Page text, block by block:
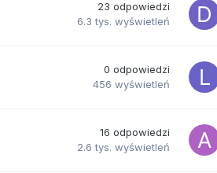
23 odpowiedzi
6.3 tys. wyświetleń
0 odpowiedzi
456 wyświetleń
16 odpowiedzi
2.6 tys. wyświetleń